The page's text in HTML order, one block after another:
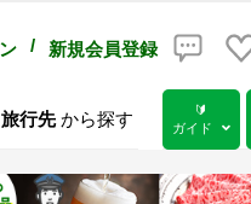
/ 新規会員登録
旅行先 から探す
🔰
ガイド